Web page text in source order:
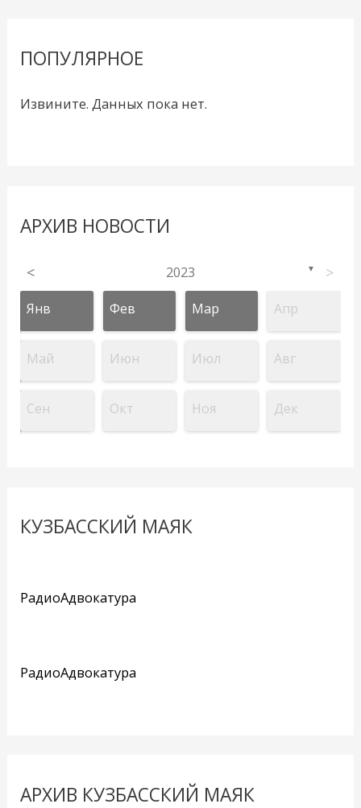
ПОПУЛЯРНОЕ
Извините. Данных пока нет.
АРХИВ НОВОСТИ
< 2023 ▼ >
Янв Фев Мар Апр
Май Июн Июл Авг
Сен Окт Ноя Дек
КУЗБАССКИЙ МАЯК
РадиоАдвокатура
РадиоАдвокатура
АРХИВ КУЗБАССКИЙ МАЯК